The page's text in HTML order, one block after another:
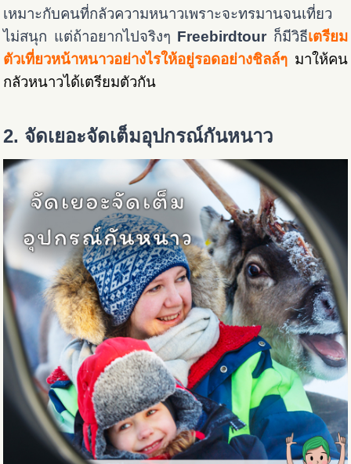
เหมาะกับคนที่กลัวความหนาวเพราะจะทรมานจนเที่ยว
ไม่สนุก แต่ถ้าอยากไปจริงๆ Freebirdtour ก็มีวิธีเตรียม
ตัวเที่ยวหน้าหนาวอย่างไรให้อยู่รอดอย่างชิลล์ๆ มาให้คน
กลัวหนาวได้เตรียมตัวกัน
2. จัดเยอะจัดเต็มอุปกรณ์กันหนาว